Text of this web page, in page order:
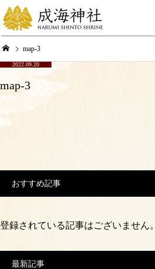
map-3
2022.09.20
map-3
おすすめ記事
登録されている記事はございません。
最新記事